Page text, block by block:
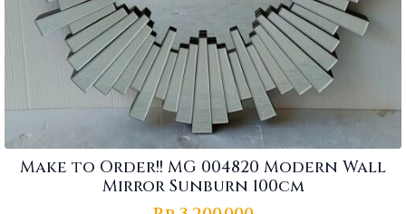
Make to Order!! MG 004820 Modern Wall
Mirror Sunburn 100cm